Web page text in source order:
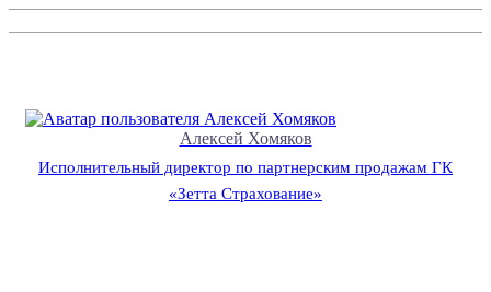
Алексей Хомяков
Исполнительный директор по партнерским продажам ГК
«Зетта Страхование»